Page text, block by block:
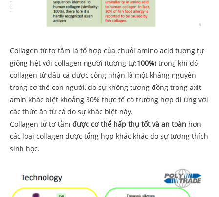
Collagen từ tơ tằm là tổ hợp của chuỗi amino acid tương tự
giống hệt với collagen người (tương tự:100%) trong khi đó
collagen từ dầu cá được công nhận là một kháng nguyên
trong cơ thể con người, do sự không tương đồng trong axit
amin khác biệt khoảng 30% thực tế có trường hợp di ứng với
các thức ăn từ cá do sự khác biệt này.
Collagen từ tơ tằm được cơ thể hấp thụ tốt và an toàn hơn
các loại collagen được tổng hợp khác khác do sự tương thích
sinh học.